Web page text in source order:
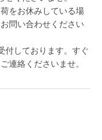
をお休みしている場
問い合わせください
付しております。すぐ
連絡くださいませ。